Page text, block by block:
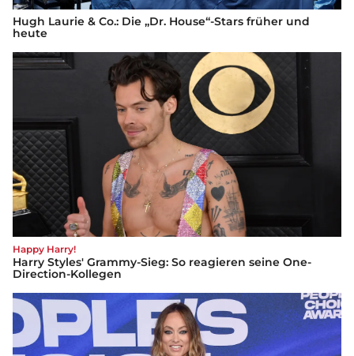
Hugh Laurie & Co.: Die „Dr. House“-Stars früher und
heute
Happy Harry!
Harry Styles' Grammy-Sieg: So reagieren seine One-
Direction-Kollegen